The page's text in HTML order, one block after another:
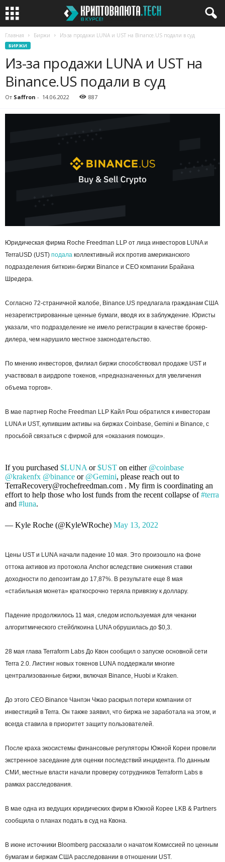
Главная Биржи ​Из-за продажи LUNA и UST на Binance.US подали в суд
БИРЖИ
​Из-за продажи LUNA и UST на
Binance.US подали в суд
От Saffron - 14.06.2022 887
Юридическая фирма Roche Freedman LLP от лица инвесторов LUNA и
TerraUSD (UST) подала коллективный иск против американского
подразделения биткоин-биржи Binance и CEO компании Брайана
Шредера.
Согласно 72-страничной жалобе, Binance.US предлагала гражданам США
незарегистрированные ценные бумаги, вводя их в заблуждение. Юристы
указали, что подразделение не имело регистрации в качестве брокер-
дилера, чем нарушило местное законодательство.
По мнению инвесторов, филиал биржи способствовал продаже UST и
участвовал в аирдропе токенов, «предназначенных для увеличения
объема торгов».
В мае партнер Roche Freedman LLP Кайл Рош обратился к инвесторам
LUNA и UST, купившим активы на биржах Coinbase, Gemini и Binance, с
просьбой связаться с фирмой для «оказания помощи».
If you purchased $LUNA or$UST on either @coinbase
@krakenfx @binance or @Gemini, please reach out to
TerraRecovery@rochefreedman.com . My firm is coordinating an
effort to help those who lost funds from the recent collapse of#terra
and #luna.
— Kyle Roche (@KyleWRoche) May 13, 2022
Цены UST и LUNA начали падение 10 мая. Это произошло на фоне
оттока активов из протокола Anchor вследствие снижения ставки
доходности по депозитам до 17,87%. В результате еще 8 мая
«стабильная монета» краткосрочно теряла привязку к доллару.
Падение продолжилось 11 мая, следом используемая для чеканки
алгоритмического стейблкоина LUNA обрушилась до $0,3.
28 мая глава Terraform Labs До Квон сообщил о запуске основной сети
Terra 2.0. Листинг новых токенов LUNA поддержали многие
централизованные биржи, включая Binance, Huobi и Kraken.
До этого CEO Binance Чанпэн Чжао раскрыл потери компании от
инвестиций в Terra. Он также заявил, что биржа не заработала на этом, и
всегда ставила в приоритет защиту пользователей.
После краха экосистемы финансовые регуляторы Южной Кореи провели
экстренное заседание для оценки последствий инцидента. По данным
СМИ, местные власти начали проверку сотрудников Terraform Labs в
рамках расследования.
В мае одна из ведущих юридических фирм в Южной Корее LKB & Partners
сообщила о планах подать в суд на Квона.
В июне источники Bloomberg рассказали о начатом Комиссией по ценным
бумагам и биржам США расследовании в отношении UST.